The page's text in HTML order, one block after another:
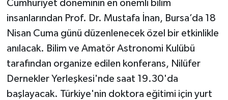
Cumhuriyet döneminin en önemli bilim
insanlarından Prof. Dr. Mustafa İnan, Bursa’da 18
Nisan Cuma günü düzenlenecek özel bir etkinlikle
anılacak. Bilim ve Amatör Astronomi Kulübü
tarafından organize edilen konferans, Nilüfer
Dernekler Yerleşkesi'nde saat 19.30'da
başlayacak. Türkiye'nin doktora eğitimi için yurt